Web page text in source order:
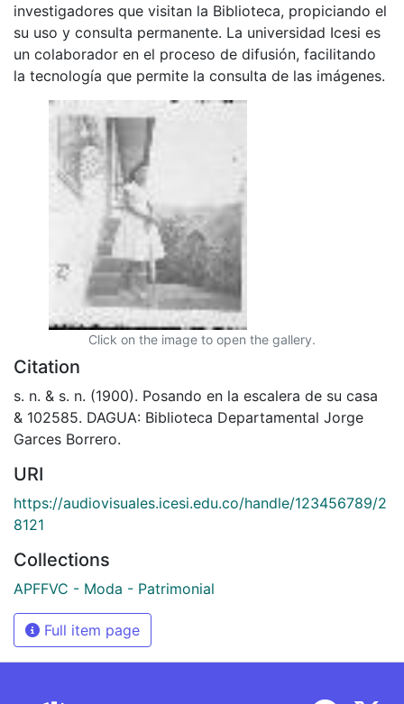
investigadores que visitan la Biblioteca, propiciando el
su uso y consulta permanente. La universidad Icesi es
un colaborador en el proceso de difusión, facilitando
la tecnología que permite la consulta de las imágenes.
Click on the image to open the gallery.
Citation
s. n. & s. n. (1900). Posando en la escalera de su casa
& 102585. DAGUA: Biblioteca Departamental Jorge
Garces Borrero.
URI
https://audiovisuales.icesi.edu.co/handle/123456789/2
8121
Collections
APFFVC - Moda - Patrimonial
Full item page